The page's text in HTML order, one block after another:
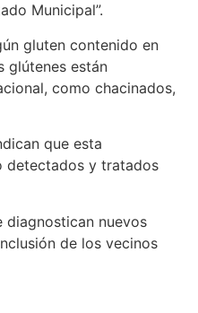
Municipal”.
gluten contenido en
glútenes están
como chacinados,
que esta
detectados y tratados
diagnostican nuevos
de los vecinos